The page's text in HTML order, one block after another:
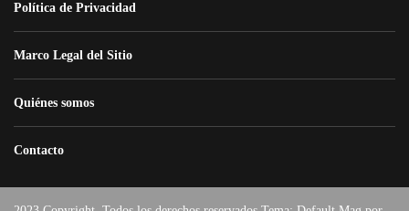
Política de Privacidad
Marco Legal del Sitio
Quiénes somos
Contacto